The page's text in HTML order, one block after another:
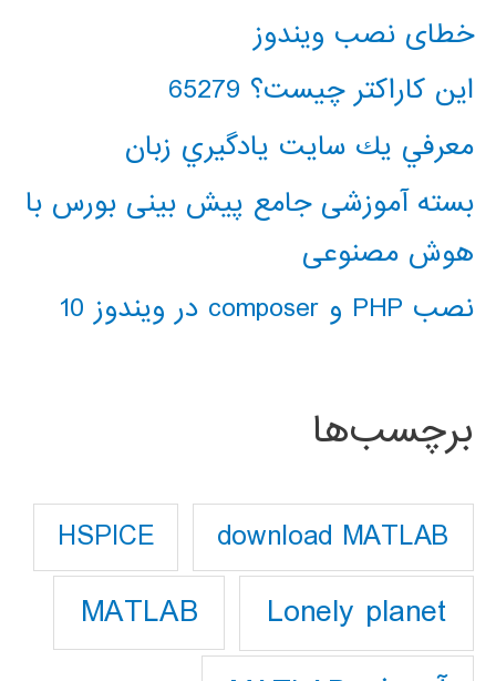
خطای نصب ویندوز
این کاراکتر چیست؟ 65279
معرفي يك سايت يادگيري زبان
بسته آموزشی جامع پیش بینی بورس با
هوش مصنوعی
نصب PHP و composer در ویندوز 10
برچسب‌ها
download MATLAB
HSPICE
Lonely planet
MATLAB